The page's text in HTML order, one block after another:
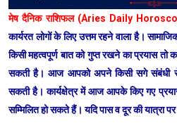
मेष दैनिक राशिफल (Aries Daily
कार्यरत लोगों के लिए उत्तम रहने वाला है।
किसी महत्वपूर्ण बात को गुप्त रखने का प्रयास तो
सकती है। आज आपको अपने किसी सगे संबंधी
सकती है। कार्यक्षेत्र में आज आपके किए गए
सम्मिलित हो सकते हैं। यदि पास व दूर की यात्रा